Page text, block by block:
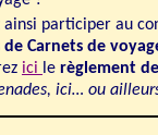
ainsi participer au
Carnets de
ici le règlement
ici… ou